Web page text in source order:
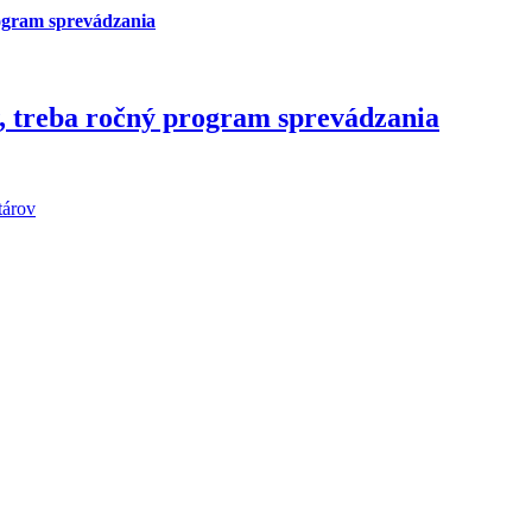
sprevádzania
ročný program sprevádzania